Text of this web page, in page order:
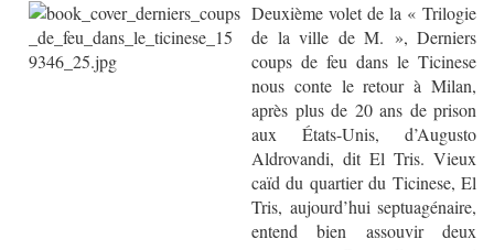
Deuxième volet de la « Trilogie
de la ville de M. », Derniers
coups de feu dans le Ticinese
nous conte le retour à Milan,
après plus de 20 ans de prison
aux États-Unis, d’Augusto
Aldrovandi, dit El Tris. Vieux
caïd du quartier du Ticinese, El
Tris, aujourd’hui septuagénaire,
entend bien assouvir deux